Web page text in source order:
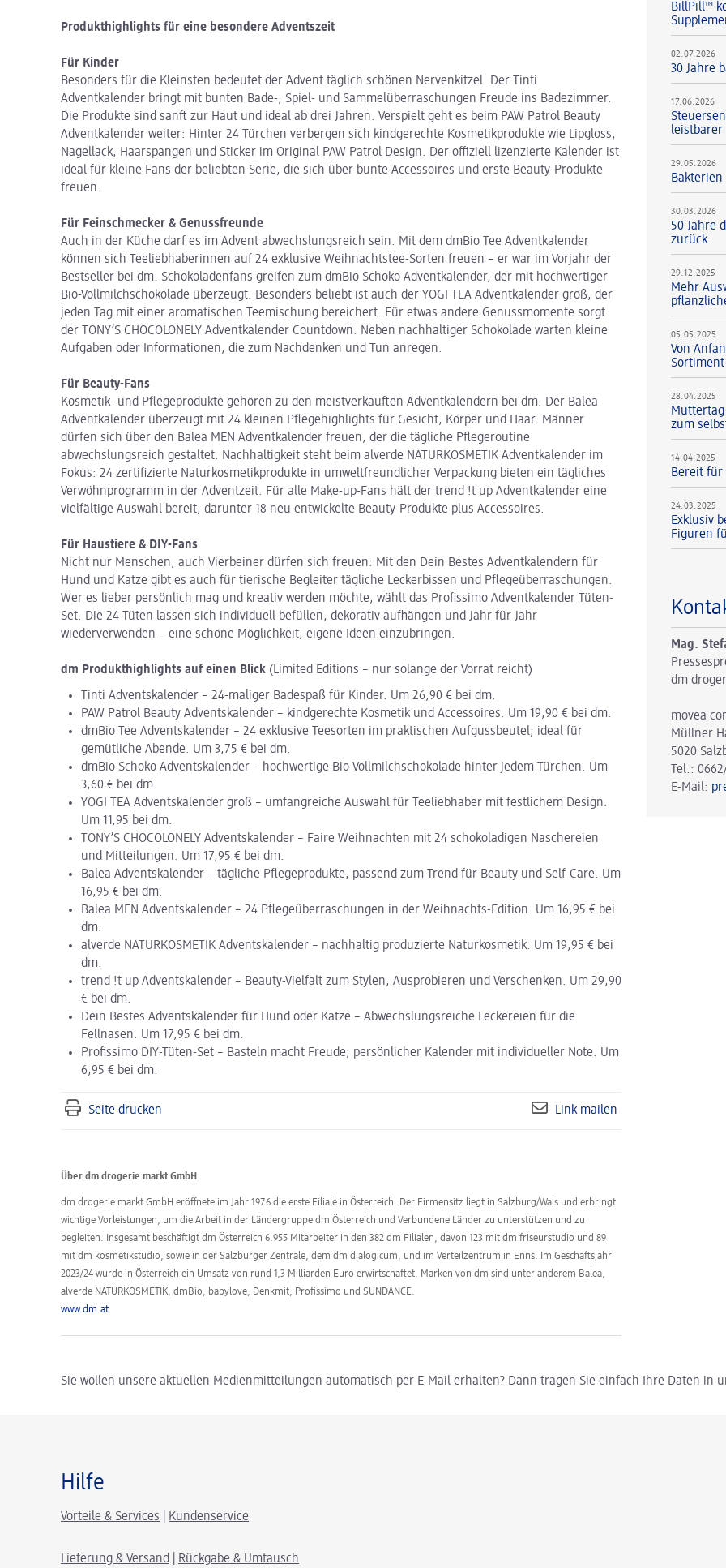
Produkthighlights für eine besondere Adventszeit
Für Kinder
Besonders für die Kleinsten bedeutet der Advent täglich schönen Nervenkitzel. Der Tinti
Adventkalender bringt mit bunten Bade-, Spiel- und Sammelüberraschungen Freude ins Badezimmer.
Die Produkte sind sanft zur Haut und ideal ab drei Jahren. Verspielt geht es beim PAW Patrol Beauty
Adventkalender weiter: Hinter 24 Türchen verbergen sich kindgerechte Kosmetikprodukte wie Lipgloss,
Nagellack, Haarspangen und Sticker im Original PAW Patrol Design. Der offiziell lizenzierte Kalender ist
ideal für kleine Fans der beliebten Serie, die sich über bunte Accessoires und erste Beauty-Produkte
freuen.
Für Feinschmecker & Genussfreunde
Auch in der Küche darf es im Advent abwechslungsreich sein. Mit dem dmBio Tee Adventkalender
können sich Teeliebhaberinnen auf 24 exklusive Weihnachtstee-Sorten freuen – er war im Vorjahr der
Bestseller bei dm. Schokoladenfans greifen zum dmBio Schoko Adventkalender, der mit hochwertiger
Bio-Vollmilchschokolade überzeugt. Besonders beliebt ist auch der YOGI TEA Adventkalender groß, der
jeden Tag mit einer aromatischen Teemischung bereichert. Für etwas andere Genussmomente sorgt
der TONY’S CHOCOLONELY Adventkalender Countdown: Neben nachhaltiger Schokolade warten kleine
Aufgaben oder Informationen, die zum Nachdenken und Tun anregen.
Für Beauty-Fans
Kosmetik- und Pflegeprodukte gehören zu den meistverkauften Adventkalendern bei dm. Der Balea
Adventkalender überzeugt mit 24 kleinen Pflegehighlights für Gesicht, Körper und Haar. Männer
dürfen sich über den Balea MEN Adventkalender freuen, der die tägliche Pflegeroutine
abwechslungsreich gestaltet. Nachhaltigkeit steht beim alverde NATURKOSMETIK Adventkalender im
Fokus: 24 zertifizierte Naturkosmetikprodukte in umweltfreundlicher Verpackung bieten ein tägliches
Verwöhnprogramm in der Adventzeit. Für alle Make-up-Fans hält der trend !t up Adventkalender eine
vielfältige Auswahl bereit, darunter 18 neu entwickelte Beauty-Produkte plus Accessoires.
Für Haustiere & DIY-Fans
Nicht nur Menschen, auch Vierbeiner dürfen sich freuen: Mit den Dein Bestes Adventkalendern für
Hund und Katze gibt es auch für tierische Begleiter tägliche Leckerbissen und Pflegeüberraschungen.
Wer es lieber persönlich mag und kreativ werden möchte, wählt das Profissimo Adventkalender Tüten-
Set. Die 24 Tüten lassen sich individuell befüllen, dekorativ aufhängen und Jahr für Jahr
wiederverwenden – eine schöne Möglichkeit, eigene Ideen einzubringen.
dm Produkthighlights auf einen Blick (Limited Editions – nur solange der Vorrat reicht)
Tinti Adventskalender – 24-maliger Badespaß für Kinder. Um 26,90 € bei dm.
PAW Patrol Beauty Adventskalender – kindgerechte Kosmetik und Accessoires. Um 19,90 € bei dm.
dmBio Tee Adventskalender – 24 exklusive Teesorten im praktischen Aufgussbeutel; ideal für
gemütliche Abende. Um 3,75 € bei dm.
dmBio Schoko Adventskalender – hochwertige Bio-Vollmilchschokolade hinter jedem Türchen. Um
3,60 € bei dm.
YOGI TEA Adventskalender groß – umfangreiche Auswahl für Teeliebhaber mit festlichem Design.
Um 11,95 bei dm.
TONY’S CHOCOLONELY Adventskalender – Faire Weihnachten mit 24 schokoladigen Naschereien
und Mitteilungen. Um 17,95 € bei dm.
Balea Adventskalender – tägliche Pflegeprodukte, passend zum Trend für Beauty und Self-Care. Um
16,95 € bei dm.
Balea MEN Adventskalender – 24 Pflegeüberraschungen in der Weihnachts-Edition. Um 16,95 € bei
dm.
alverde NATURKOSMETIK Adventskalender – nachhaltig produzierte Naturkosmetik. Um 19,95 € bei
dm.
trend !t up Adventskalender – Beauty-Vielfalt zum Stylen, Ausprobieren und Verschenken. Um 29,90
€ bei dm.
Dein Bestes Adventskalender für Hund oder Katze – Abwechslungsreiche Leckereien für die
Fellnasen. Um 17,95 € bei dm.
Profissimo DIY-Tüten-Set – Basteln macht Freude; persönlicher Kalender mit individueller Note. Um
6,95 € bei dm.
Seite drucken Link mailen
Über dm drogerie markt GmbH
dm drogerie markt GmbH eröffnete im Jahr 1976 die erste Filiale in Österreich. Der Firmensitz liegt in Salzburg/Wals und erbringt
wichtige Vorleistungen, um die Arbeit in der Ländergruppe dm Österreich und Verbundene Länder zu unterstützen und zu
begleiten. Insgesamt beschäftigt dm Österreich 6.955 Mitarbeiter in den 382 dm Filialen, davon 123 mit dm friseurstudio und 89
mit dm kosmetikstudio, sowie in der Salzburger Zentrale, dem dm dialogicum, und im Verteilzentrum in Enns. Im Geschäftsjahr
2023/24 wurde in Österreich ein Umsatz von rund 1,3 Milliarden Euro erwirtschaftet. Marken von dm sind unter anderem Balea,
alverde NATURKOSMETIK, dmBio, babylove, Denkmit, Profissimo und SUNDANCE.
www.dm.at
BillPill™
02.07.2026
30 Jahre
17.06.2026
leistbarer
29.05.2026
30.03.2026
50 Jahre
zurück
29.12.2025
Mehr
05.05.2025
Von
28.04.2025
zum
14.04.2025
Bereit für
24.03.2025
Exklusiv
Figuren
Mag.
dm
movea
Müllner
5020
Tel.:
E-Mail:
Sie wollen unsere aktuellen Medienmitteilungen automatisch per E-Mail erhalten? Dann tragen Sie einfach Ihre Daten in
Hilfe
Vorteile & Services Kundenservice
Lieferung & Versand Rückgabe & Umtausch